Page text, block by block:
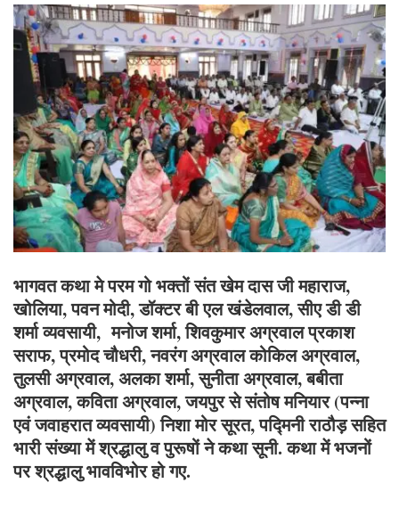
भागवत कथा मे परम गो भक्तों संत खेम दास जी महाराज,
खोलिया, पवन मोदी, डॉक्टर बी एल खंडेलवाल, सीए डी डी
शर्मा व्यवसायी, मनोज शर्मा, शिवकुमार अग्रवाल प्रकाश
सराफ, प्रमोद चौधरी, नवरंग अग्रवाल कोकिल अग्रवाल,
तुलसी अग्रवाल, अलका शर्मा, सुनीता अग्रवाल, बबीता
अग्रवाल, कविता अग्रवाल, जयपुर से संतोष मनियार (पन्ना
एवं जवाहरात व्यवसायी) निशा मोर सूरत, पद्मिनी राठौड़ सहित
भारी संख्या में श्रद्धालु व पुरूषों ने कथा सूनी. कथा में भजनों
पर श्रद्धालु भावविभोर हो गए.